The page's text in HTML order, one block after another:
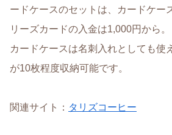
ードケースのセットは、カードケー
リーズカードの入金は1,000円から。
カードケースは名刺入れとしても使
が10枚程度収納可能です。
関連サイト： タリズコーヒー